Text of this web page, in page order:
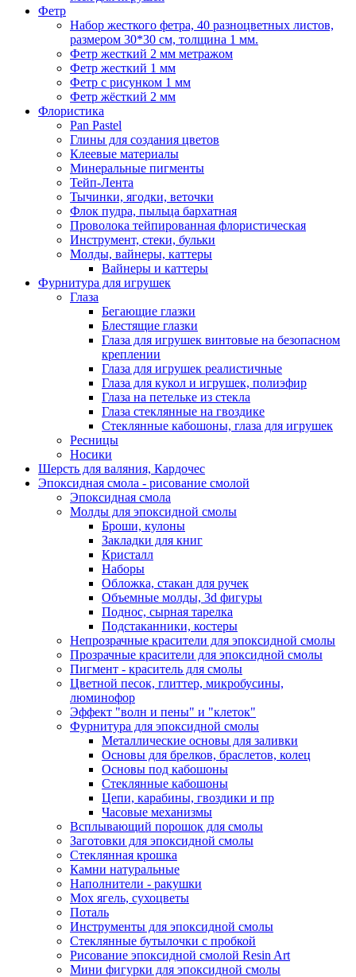
Фетр
Набор жесткого фетра, 40 разноцветных листов,
размером 30*30 см, толщина 1 мм.
Фетр жесткий 2 мм метражом
Фетр жесткий 1 мм
Фетр с рисунком 1 мм
Фетр жёсткий 2 мм
Флористика
Pan Pastel
Глины для создания цветов
Клеевые материалы
Минеральные пигменты
Тейп-Лента
Тычинки, ягодки, веточки
Флок пудра, пыльца бархатная
Проволока тейпированная флористическая
Инструмент, стеки, бульки
Молды, вайнеры, каттеры
Вайнеры и каттеры
Фурнитура для игрушек
Глаза
Бегающие глазки
Блестящие глазки
Глаза для игрушек винтовые на безопасном
креплении
Глаза для игрушек реалистичные
Глаза для кукол и игрушек, полиэфир
Глаза на петельке из стекла
Глаза стеклянные на гвоздике
Стеклянные кабошоны, глаза для игрушек
Ресницы
Носики
Шерсть для валяния, Кардочес
Эпоксидная смола - рисование смолой
Эпоксидная смола
Молды для эпоксидной смолы
Броши, кулоны
Закладки для книг
Кристалл
Наборы
Обложка, стакан для ручек
Объемные молды, 3d фигуры
Поднос, сырная тарелка
Подстаканники, костеры
Непрозрачные красители для эпоксидной смолы
Прозрачные красители для эпоксидной смолы
Пигмент - краситель для смолы
Цветной песок, глиттер, микробусины,
люминофор
Эффект "волн и пены" и "клеток"
Фурнитура для эпоксидной смолы
Металлические основы для заливки
Основы для брелков, браслетов, колец
Основы под кабошоны
Стеклянные кабошоны
Цепи, карабины, гвоздики и пр
Часовые механизмы
Всплывающий порошок для смолы
Заготовки для эпоксидной смолы
Стеклянная крошка
Камни натуральные
Наполнители - ракушки
Мох ягель, сухоцветы
Поталь
Инструменты для эпоксидной смолы
Стеклянные бутылочки с пробкой
Рисование эпоксидной смолой Resin Art
Мини фигурки для эпоксидной смолы